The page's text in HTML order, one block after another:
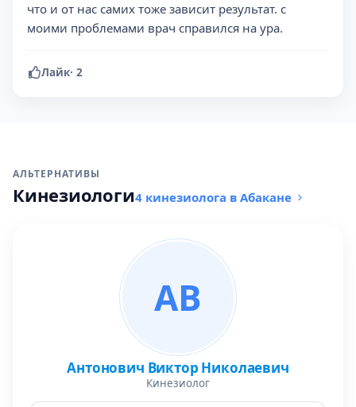
что и от нас самих тоже зависит результат. с
моими проблемами врач справился на ура.
Лайк· 2
АЛЬТЕРНАТИВЫ
Кинезиологи4 кинезиолога в Абакане
АВ
Антонович Виктор Николаевич
Кинезиолог